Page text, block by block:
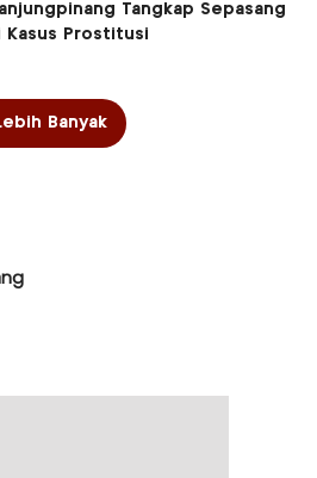
Tangkap Sepasang
Kasus Prostitusi
Banyak